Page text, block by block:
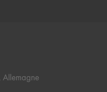
Allemagne